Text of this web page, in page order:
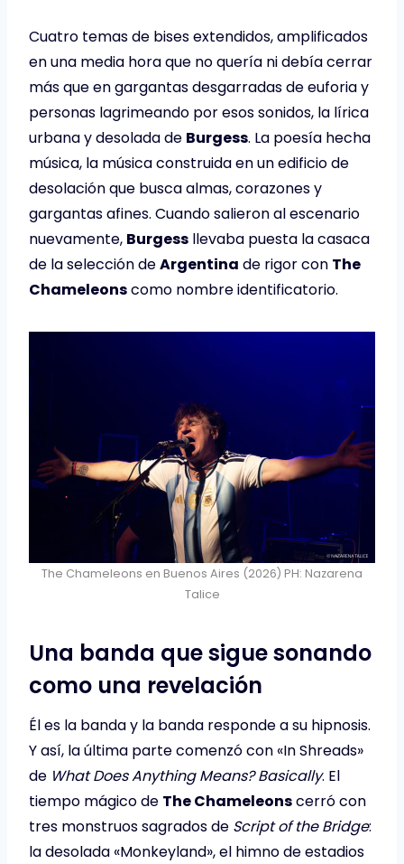
Cuatro temas de bises extendidos, amplificados
en una media hora que no quería ni debía cerrar
más que en gargantas desgarradas de euforia y
personas lagrimeando por esos sonidos, la lírica
urbana y desolada de Burgess. La poesía hecha
música, la música construida en un edificio de
desolación que busca almas, corazones y
gargantas afines. Cuando salieron al escenario
nuevamente, Burgess llevaba puesta la casaca
de la selección deArgentina de rigor con The
Chameleonscomo nombre identificatorio.
The Chameleons en Buenos Aires (2026) PH: Nazarena
Talice
Una banda que sigue sonando
como una revelación
Él es la banda y la banda responde a su hipnosis.
Y así, la última parte comenzó con «In Shreads»
de What Does Anything Means? Basically. El
tiempo mágico de The Chameleonscerró con
tres monstruos sagrados de Script of the Bridge:
la desolada «Monkeyland», el himno de estadios